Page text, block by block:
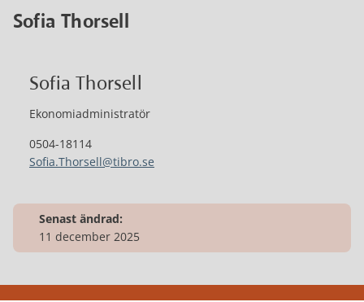
Sofia Thorsell
Sofia Thorsell
Ekonomiadministratör
0504-18114
Sofia.Thorsell@tibro.se
Senast ändrad:
11 december 2025